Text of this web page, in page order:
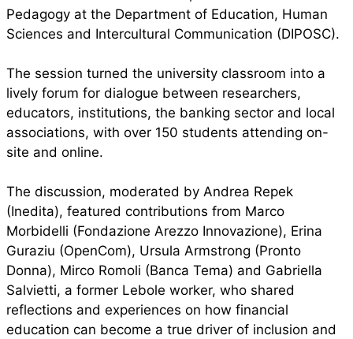
Pedagogy at the Department of Education, Human
Sciences and Intercultural Communication (DIPOSC).
The session turned the university classroom into a
lively forum for dialogue between researchers,
educators, institutions, the banking sector and local
associations, with over 150 students attending on-
site and online.
The discussion, moderated by Andrea Repek
(Inedita), featured contributions from Marco
Morbidelli (Fondazione Arezzo Innovazione), Erina
Guraziu (OpenCom), Ursula Armstrong (Pronto
Donna), Mirco Romoli (Banca Tema) and Gabriella
Salvietti, a former Lebole worker, who shared
reflections and experiences on how financial
education can become a true driver of inclusion and